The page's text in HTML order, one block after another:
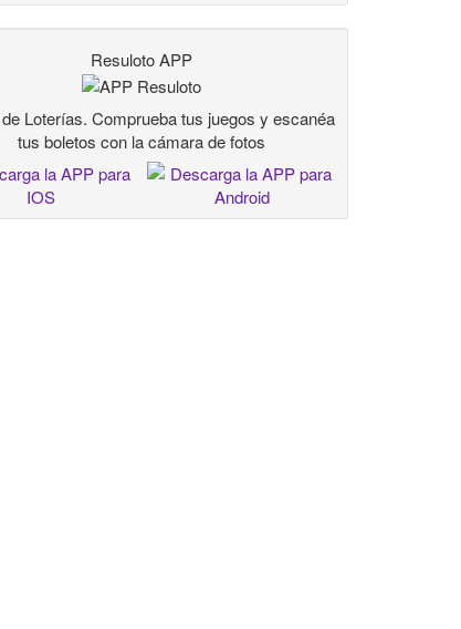
Resuloto APP
Loterías. Comprueba tus juegos y escanéa
tus boletos con la cámara de fotos